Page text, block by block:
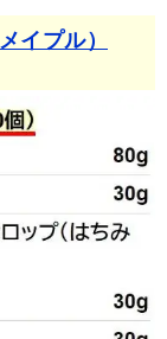
イプル）